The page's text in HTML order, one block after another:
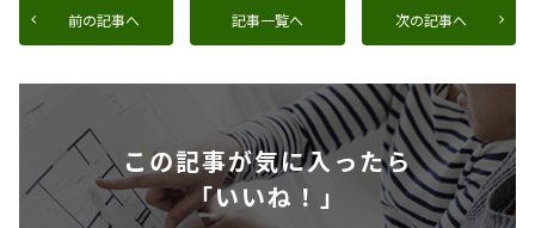
前の記事へ 記事一覧へ 次の記事へ
この記事が気に入ったら
「いいね！」